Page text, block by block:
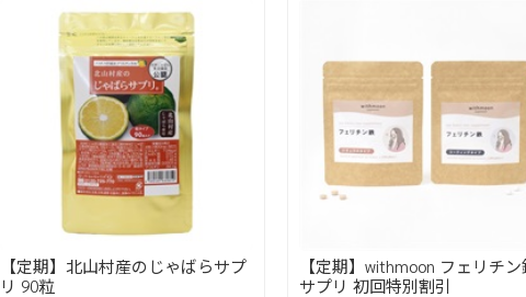
【定期】北山村産のじゃばらサプ
リ 90粒
【定期】withmoon フェリチン
サプリ 初回特別割引